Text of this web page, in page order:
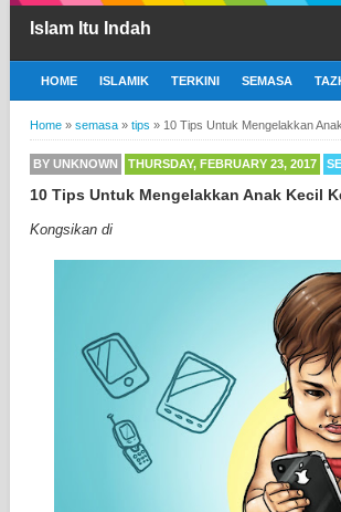
Islam Itu Indah
HOME ISLAMIK TERKINI SEMASA
Home » semasa » tips » 10 Tips Untuk Mengelakkan
BY UNKNOWN THURSDAY, FEBRUARY 23, 2017
10 Tips Untuk Mengelakkan Anak Kecil
Kongsikan di